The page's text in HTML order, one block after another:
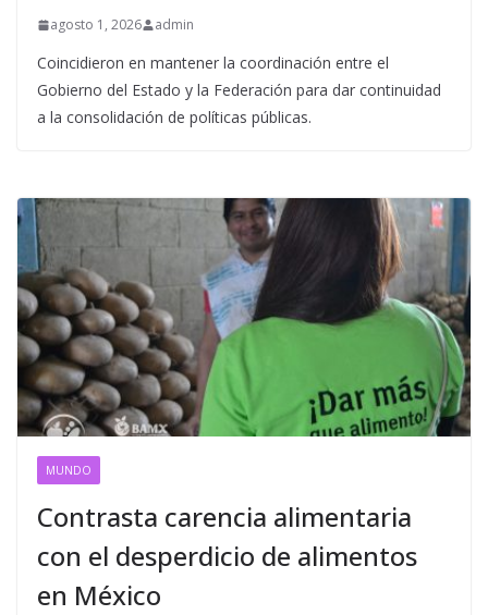
agosto 1, 2026 admin
Coincidieron en mantener la coordinación entre el
Gobierno del Estado y la Federación para dar continuidad
a la consolidación de políticas públicas.
MUNDO
Contrasta carencia alimentaria
con el desperdicio de alimentos
en México